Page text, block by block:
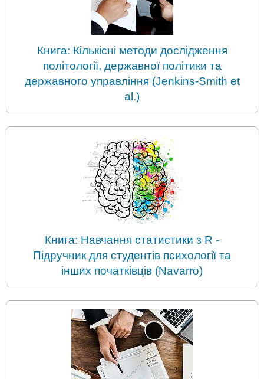
Книга: Кількісні методи дослідження
політології, державної політики та
державного управління (Jenkins-Smith et
al.)
Книга: Навчання статистики з R -
Підручник для студентів психології та
інших початківців (Navarro)